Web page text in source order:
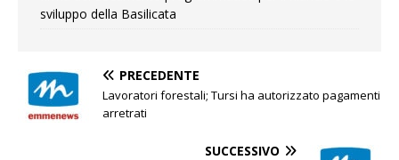
sviluppo della Basilicata
PRECEDENTE
Lavoratori forestali; Tursi ha autorizzato pagamenti
arretrati
SUCCESSIVO